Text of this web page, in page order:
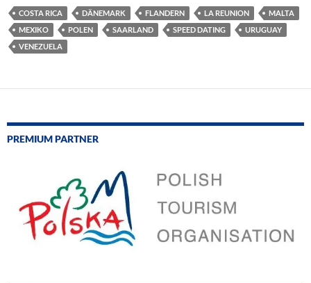
COSTA RICA DÄNEMARK FLANDERN LA REUNION
MALTA
MEXIKO
POLEN SAARLAND SPEED DATING
URUGUAY
VENEZUELA
PREMIUM PARTNER